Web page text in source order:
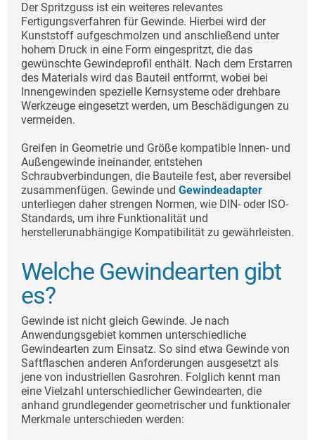
Der Spritzguss ist ein weiteres relevantes
Fertigungsverfahren für Gewinde. Hierbei wird der
Kunststoff aufgeschmolzen und anschließend unter
hohem Druck in eine Form eingespritzt, die das
gewünschte Gewindeprofil enthält. Nach dem Erstarren
des Materials wird das Bauteil entformt, wobei bei
Innengewinden spezielle Kernsysteme oder drehbare
Werkzeuge eingesetzt werden, um Beschädigungen zu
vermeiden.
Greifen in Geometrie und Größe kompatible Innen- und
Außengewinde ineinander, entstehen
Schraubverbindungen, die Bauteile fest, aber reversibel
zusammenfügen. Gewinde und Gewindeadapter
unterliegen daher strengen Normen, wie DIN- oder ISO-
Standards, um ihre Funktionalität und
herstellerunabhängige Kompatibilität zu gewährleisten.
Welche Gewindearten gibt
es?
Gewinde ist nicht gleich Gewinde. Je nach
Anwendungsgebiet kommen unterschiedliche
Gewindearten zum Einsatz. So sind etwa Gewinde von
Saftflaschen anderen Anforderungen ausgesetzt als
jene von industriellen Gasrohren. Folglich kennt man
eine Vielzahl unterschiedlicher Gewindearten, die
anhand grundlegender geometrischer und funktionaler
Merkmale unterschieden werden: